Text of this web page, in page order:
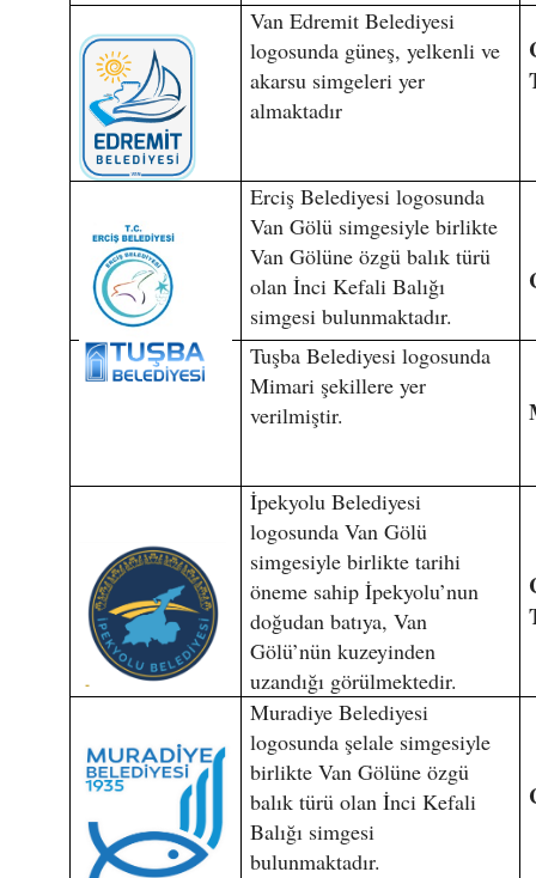
Van Edremit Belediyesi
logosunda güneş, yelkenli ve
akarsu simgeleri yer
almaktadır
Erciş Belediyesi logosunda
Van Gölü simgesiyle birlikte
Van Gölüne özgü balık türü
olan İnci Kefali Balığı
simgesi bulunmaktadır.
Tuşba Belediyesi logosunda
Mimari şekillere yer
verilmiştir.
İpekyolu Belediyesi
logosunda Van Gölü
simgesiyle birlikte tarihi
öneme sahip İpekyolu’nun
doğudan batıya, Van
Gölü’nün kuzeyinden
uzandığı görülmektedir.
Muradiye Belediyesi
logosunda şelale simgesiyle
birlikte Van Gölüne özgü
balık türü olan İnci Kefali
Balığı simgesi
bulunmaktadır.